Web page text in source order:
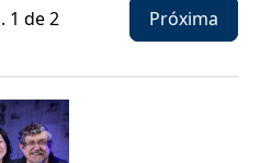
1 de2 Próxima